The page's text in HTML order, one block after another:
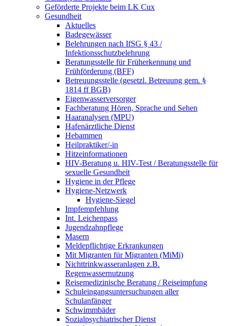
Geförderte Projekte beim LK Cux
Gesundheit
Aktuelles
Badegewässer
Belehrungen nach IfSG § 43 /
Infektionsschutzbelehrung
Beratungsstelle für Früherkennung und
Frühförderung (BFF)
Betreuungsstelle (gesetzl. Betreuung gem. §
1814 ff BGB)
Eigenwasserversorger
Fachberatung Hören, Sprache und Sehen
Haaranalysen (MPU)
Hafenärztliche Dienst
Hebammen
Heilpraktiker/-in
Hitzeinformationen
HIV-Beratung u. HIV-Test / Beratungsstelle für
sexuelle Gesundheit
Hygiene in der Pflege
Hygiene-Netzwerk
Hygiene-Siegel
Impfempfehlung
Int. Leichenpass
Jugendzahnpflege
Masern
Meldepflichtige Erkrankungen
Mit Migranten für Migranten (MiMi)
Nichttrinkwasseranlagen z.B.
Regenwassernutzung
Reisemedizinische Beratung / Reiseimpfung
Schuleingangsuntersuchungen aller
Schulanfänger
Schwimmbäder
Sozialpsychiatrischer Dienst